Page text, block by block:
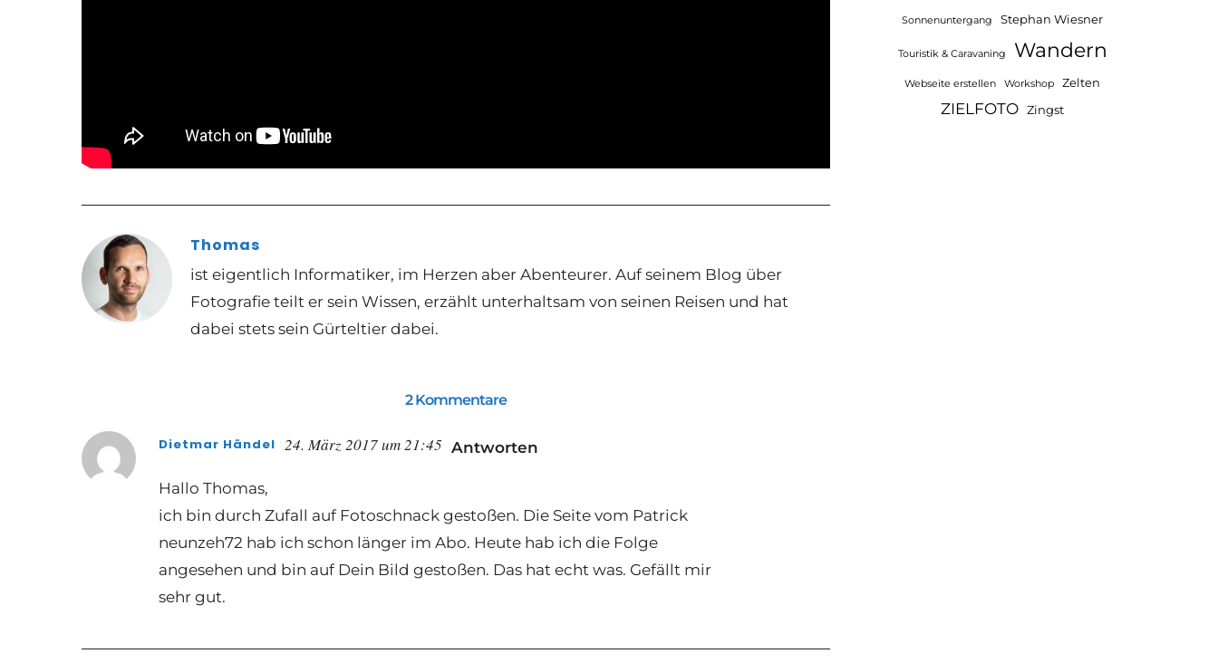
Thomas
ist eigentlich Informatiker, im Herzen aber Abenteurer. Auf seinem Blog über
Fotografie teilt er sein Wissen, erzählt unterhaltsam von seinen Reisen und hat
dabei stets sein Gürteltier dabei.
2 Kommentare
Dietmar Händel 24. März 2017 um 21:45 Antworten
Hallo Thomas,
ich bin durch Zufall auf Fotoschnack gestoßen. Die Seite vom Patrick
neunzeh72 hab ich schon länger im Abo. Heute hab ich die Folge
angesehen und bin auf Dein Bild gestoßen. Das hat echt was. Gefällt mir
sehr gut.
Sonnenuntergang Stephan Wiesner
Touristik & Caravaning Wandern
Webseite erstellen Workshop Zelten
ZIELFOTO Zingst